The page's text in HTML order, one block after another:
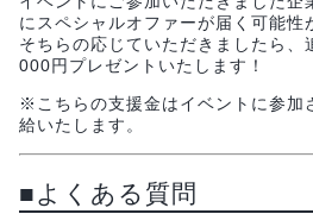
にスペシャルオファーが届く可能性
そちらの応じていただきましたら、
000円プレゼントいたします！
※こちらの支援金はイベントに参加
給いたします。
■よくある質問